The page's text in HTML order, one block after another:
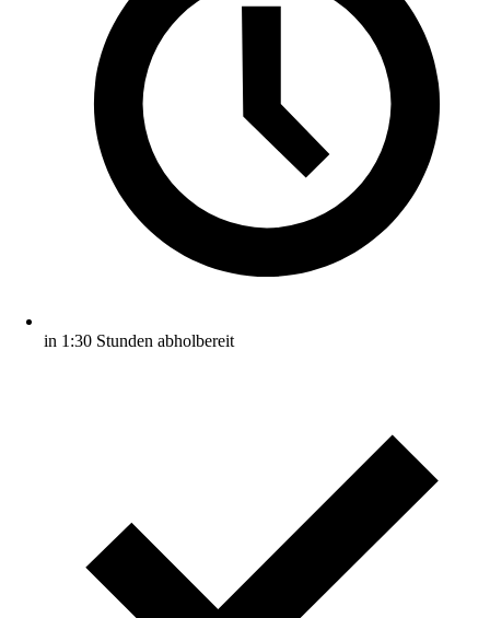
in 1:30 Stunden abholbereit